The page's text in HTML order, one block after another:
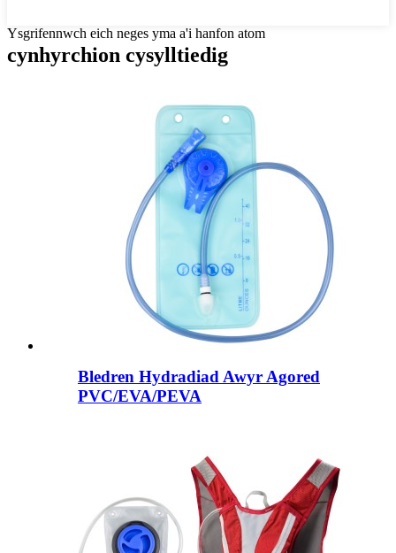
Ysgrifennwch eich neges yma a'i hanfon atom
cynhyrchion cysylltiedig
Bledren Hydradiad Awyr Agored
PVC/EVA/PEVA